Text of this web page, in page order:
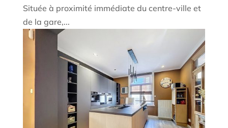
Située à proximité immédiate du centre-ville et
de la gare,...